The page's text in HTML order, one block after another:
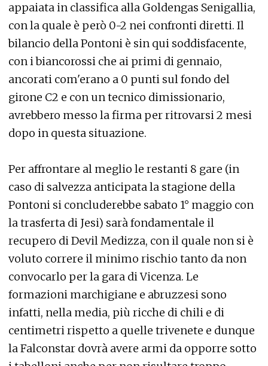
appaiata in classifica alla Goldengas Senigallia,
con la quale è però 0-2 nei confronti diretti. Il
bilancio della Pontoni è sin qui soddisfacente,
con i biancorossi che ai primi di gennaio,
ancorati com'erano a 0 punti sul fondo del
girone C2 e con un tecnico dimissionario,
avrebbero messo la firma per ritrovarsi 2 mesi
dopo in questa situazione.
Per affrontare al meglio le restanti 8 gare (in
caso di salvezza anticipata la stagione della
Pontoni si concluderebbe sabato 1° maggio con
la trasferta di Jesi) sarà fondamentale il
recupero di Devil Medizza, con il quale non si è
voluto correre il minimo rischio tanto da non
convocarlo per la gara di Vicenza. Le
formazioni marchigiane e abruzzesi sono
infatti, nella media, più ricche di chili e di
centimetri rispetto a quelle trivenete e dunque
la Falconstar dovrà avere armi da opporre sotto